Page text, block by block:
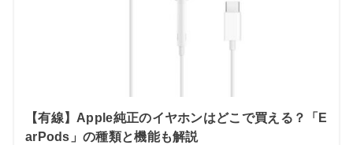
【有線】Apple純正のイヤホンはどこで買える？「E
arPods」の種類と機能も解説